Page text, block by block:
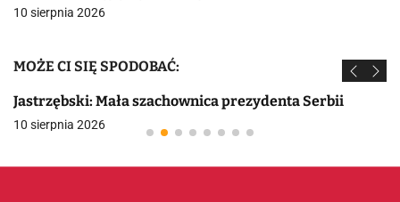
10 sierpnia 2026
MOŻE CI SIĘ SPODOBAĆ:
Jastrzębski: Mała szachownica prezydenta Serbii
10 sierpnia 2026